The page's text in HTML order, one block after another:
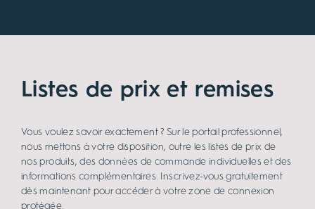
Listes de prix et remises
Vous voulez savoir exactement ? Sur le portail professionnel,
nous mettons à votre disposition, outre les listes de prix de
nos produits, des données de commande individuelles et des
informations complémentaires. Inscrivez-vous gratuitement
dès maintenant pour accéder à votre zone de connexion
protégée.